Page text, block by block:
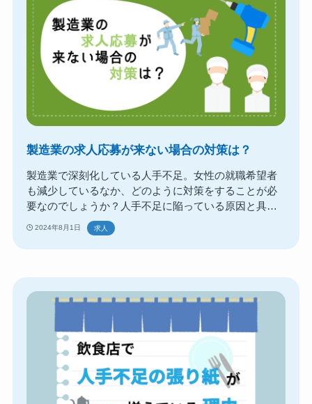
製造業の求人応募が来ない場合の対策は？
製造業で深刻化している人手不足。女性の就職希望者
も減少しているなか、どのように対策をすることが必
要なのでしょうか？人手不足に陥っている原因と具体
的な対策について考えていきます。
2024年8月1日 求人